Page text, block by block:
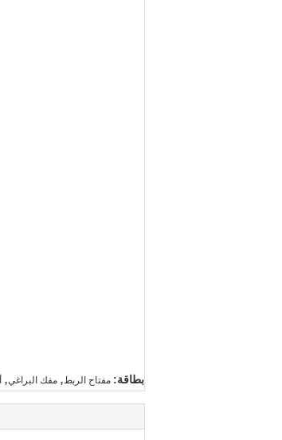
بطاقة: مفتاح الربط, مفك البراغي,